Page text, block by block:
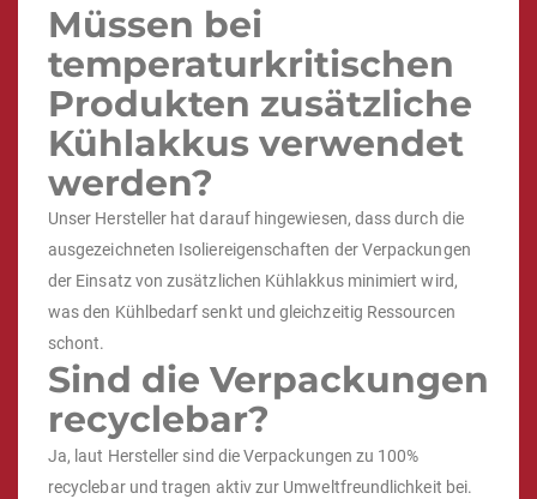
Müssen bei
temperaturkritischen
Produkten zusätzliche
Kühlakkus verwendet
werden?
Unser Hersteller hat darauf hingewiesen, dass durch die
ausgezeichneten Isoliereigenschaften der Verpackungen
der Einsatz von zusätzlichen Kühlakkus minimiert wird,
was den Kühlbedarf senkt und gleichzeitig Ressourcen
schont.
Sind die Verpackungen
recyclebar?
Ja, laut Hersteller sind die Verpackungen zu 100%
recyclebar und tragen aktiv zur Umweltfreundlichkeit bei.